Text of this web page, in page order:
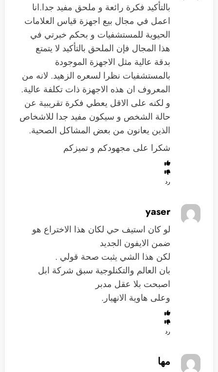
بالتأكيد فكرة رائعة و ملحق مفيد جدا.انا
اعمل في مجال بيع اجهزة قياس العلامات
الحيوية للمستشفيات و بحكم خبرتي في
هذا المجال فإن الملحق بالتأكيد لا يتمتع
بدقة عالية مثل الاجهزة الموجودة
بالمستشفيات نظرا لسعره الزهيد. لانه من
المعروف ان هذه الاجهزة ذات تكلفة عالية.
و لكنه على الاقل يعطي فكرة تقريبية عن
حالة الشخص و سيكون مفيد جدا للاشخاص
الذين يعانون من بعض المشاكل الصحية.
شكرا على مجهودكم و تميزكم
رد
yaser
لو كان استيف حي لكان هذا الاختراع هو
ضمن الايفون الجديد
لكن هذا الشي يثبت صحة قولي .
بان العالم والتكنلوجية سبق شركة ابل
اصبحت بلا عقل مدبر
وعلى هاوية الانهيار.
رد
مها